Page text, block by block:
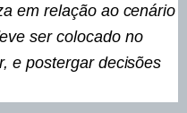
em relação ao cenário
ser colocado no
e postergar decisões